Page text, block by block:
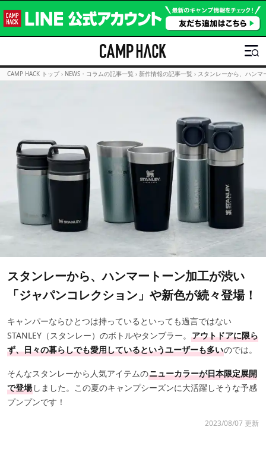
CAMP HACK トップ › NEWS・コラムの記事一覧 › 新作情報の記事一覧 › スタンレーから、ハン
スタンレーから、ハンマートーン加工が渋い
「ジャパンコレクション」や新色が続々登場！
キャンパーならひとつは持っているといっても過言ではない
STANLEY（スタンレー）のボトルやタンブラー。 アウトドアに限ら
ず、日々の暮らしでも愛用しているというユーザーも多いのでは。
そんなスタンレーから人気アイテムのニューカラーが日本限定展開
で登場 しました。この夏のキャンプシーズンに大活躍しそうな予感
プンプンです！
2023/08/07 更新